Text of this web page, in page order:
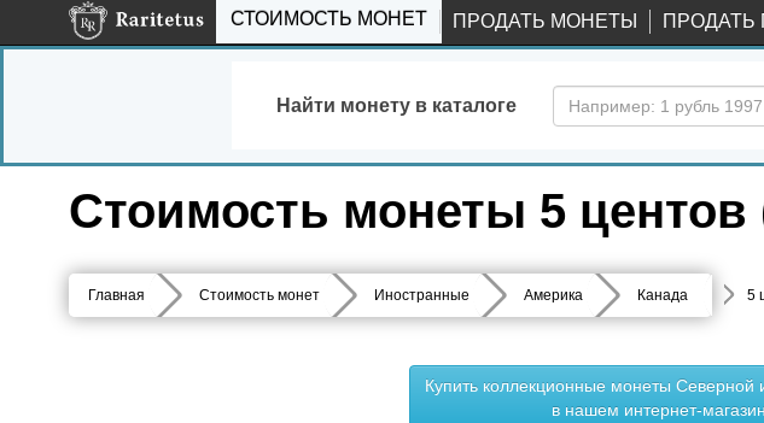
СТОИМОСТЬ МОНЕТ ПРОДАТЬ МОНЕТЫ ПРОДАТЬ
Найти монету в каталоге
Стоимость монеты 5 центов
Главная Стоимость монет Иностранные Америка Канада 5
Купить коллекционные монеты
в нашем интернет-